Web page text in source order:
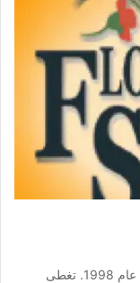
تنظم شركة فلاورز اوف سيناء رحلات غطس منذ عام 1998. تغطى